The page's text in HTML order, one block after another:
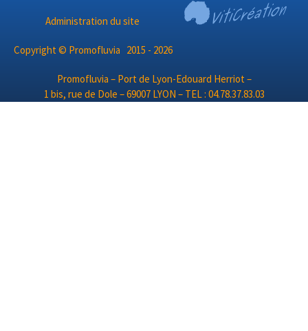
Administration du site
Copyright © Promofluvia 2015 - 2026
Promofluvia – Port de Lyon-Edouard Herriot –
1 bis, rue de Dole – 69007 LYON – TEL : 04.78.37.83.03